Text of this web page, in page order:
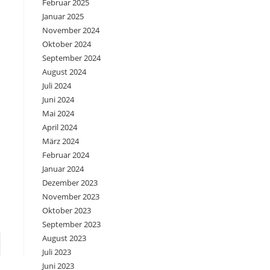
zur nächsten Seite
Februar 2025
Januar 2025
November 2024
Oktober 2024
September 2024
August 2024
Juli 2024
Juni 2024
Mai 2024
April 2024
März 2024
Februar 2024
Januar 2024
Dezember 2023
November 2023
Oktober 2023
September 2023
August 2023
Juli 2023
Juni 2023